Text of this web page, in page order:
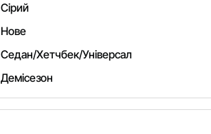
Сірий
Нове
Седан/Хетчбек/Універсал
Демісезон